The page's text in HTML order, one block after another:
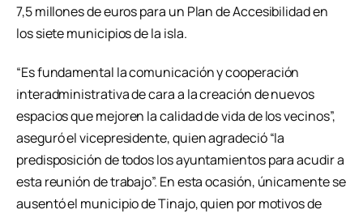
7,5 millones de euros para un Plan de Accesibilidad en
los siete municipios de la isla.
“Es fundamental la comunicación y cooperación
interadministrativa de cara a la creación de nuevos
espacios que mejoren la calidad de vida de los vecinos”,
aseguró el vicepresidente, quien agradeció “la
predisposición de todos los ayuntamientos para acudir a
esta reunión de trabajo”. En esta ocasión, únicamente se
ausentó el municipio de Tinajo, quien por motivos de